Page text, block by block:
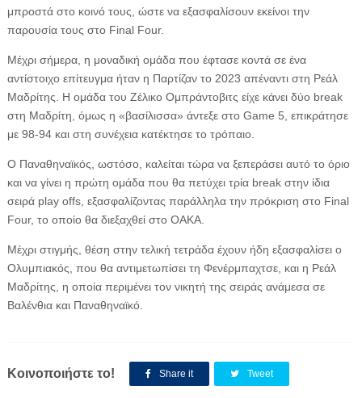
μπροστά στο κοινό τους, ώστε να εξασφαλίσουν εκείνοι την
παρουσία τους στο Final Four.
Μέχρι σήμερα, η μοναδική ομάδα που έφτασε κοντά σε ένα
αντίστοιχο επίτευγμα ήταν η Παρτίζαν το 2023 απέναντι στη Ρεάλ
Μαδρίτης. Η ομάδα του Ζέλικο Ομπράντοβιτς είχε κάνει δύο break
στη Μαδρίτη, όμως η «βασίλισσα» άντεξε στο Game 5, επικράτησε
με 98-94 και στη συνέχεια κατέκτησε το τρόπαιο.
Ο Παναθηναϊκός, ωστόσο, καλείται τώρα να ξεπεράσει αυτό το όριο
και να γίνει η πρώτη ομάδα που θα πετύχει τρία break στην ίδια
σειρά play offs, εξασφαλίζοντας παράλληλα την πρόκριση στο Final
Four, το οποίο θα διεξαχθεί στο ΟΑΚΑ.
Μέχρι στιγμής, θέση στην τελική τετράδα έχουν ήδη εξασφαλίσει ο
Ολυμπιακός, που θα αντιμετωπίσει τη Φενέρμπαχτσε, και η Ρεάλ
Μαδρίτης, η οποία περιμένει τον νικητή της σειράς ανάμεσα σε
Βαλένθια και Παναθηναϊκό.
Κοινοποιήστε το! Share it Tweet